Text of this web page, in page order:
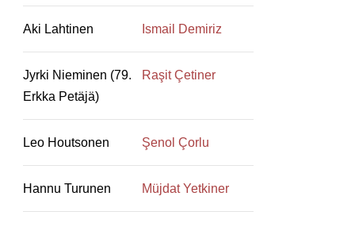
Aki Lahtinen Ismail Demiriz
Jyrki Nieminen (79.
Erkka Petäjä)
Raşit Çetiner
Leo Houtsonen Şenol Çorlu
Hannu Turunen Müjdat Yetkiner